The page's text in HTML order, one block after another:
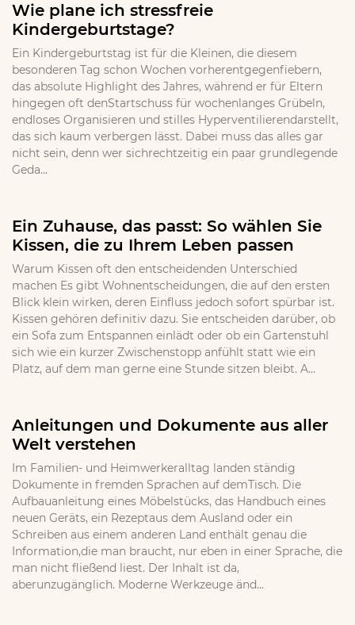
Wie plane ich stressfreie
Kindergeburtstage?
Ein Kindergeburtstag ist für die Kleinen, die diesem
besonderen Tag schon Wochen vorherentgegenfiebern,
das absolute Highlight des Jahres, während er für Eltern
hingegen oft denStartschuss für wochenlanges Grübeln,
endloses Organisieren und stilles Hyperventilierendarstellt,
das sich kaum verbergen lässt. Dabei muss das alles gar
nicht sein, denn wer sichrechtzeitig ein paar grundlegende
Geda...
Ein Zuhause, das passt: So wählen Sie
Kissen, die zu Ihrem Leben passen
Warum Kissen oft den entscheidenden Unterschied
machen Es gibt Wohnentscheidungen, die auf den ersten
Blick klein wirken, deren Einfluss jedoch sofort spürbar ist.
Kissen gehören definitiv dazu. Sie entscheiden darüber, ob
ein Sofa zum Entspannen einlädt oder ob ein Gartenstuhl
sich wie ein kurzer Zwischenstopp anfühlt statt wie ein
Platz, auf dem man gerne eine Stunde sitzen bleibt. A...
Anleitungen und Dokumente aus aller
Welt verstehen
Im Familien- und Heimwerkeralltag landen ständig
Dokumente in fremden Sprachen auf demTisch. Die
Aufbauanleitung eines Möbelstücks, das Handbuch eines
neuen Geräts, ein Rezeptaus dem Ausland oder ein
Schreiben aus einem anderen Land enthält genau die
Information,die man braucht, nur eben in einer Sprache, die
man nicht fließend liest. Der Inhalt ist da,
aberunzugänglich. Moderne Werkzeuge änd...